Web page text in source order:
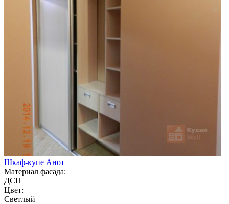
Шкаф-купе Анот
Материал фасада:
ДСП
Цвет:
Светлый